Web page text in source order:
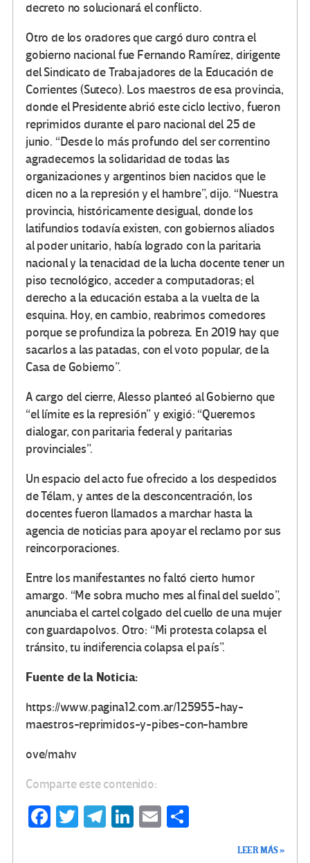
decreto no solucionará el conflicto.
Otro de los oradores que cargó duro contra el
gobierno nacional fue Fernando Ramírez, dirigente
del Sindicato de Trabajadores de la Educación de
Corrientes (Suteco). Los maestros de esa provincia,
donde el Presidente abrió este ciclo lectivo, fueron
reprimidos durante el paro nacional del 25 de
junio. “Desde lo más profundo del ser correntino
agradecemos la solidaridad de todas las
organizaciones y argentinos bien nacidos que le
dicen no a la represión y el hambre”, dijo. “Nuestra
provincia, históricamente desigual, donde los
latifundios todavía existen, con gobiernos aliados
al poder unitario, había logrado con la paritaria
nacional y la tenacidad de la lucha docente tener un
piso tecnológico, acceder a computadoras; el
derecho a la educación estaba a la vuelta de la
esquina. Hoy, en cambio, reabrimos comedores
porque se profundiza la pobreza. En 2019 hay que
sacarlos a las patadas, con el voto popular, de la
Casa de Gobierno”.
A cargo del cierre, Alesso planteó al Gobierno que
“el límite es la represión” y exigió: “Queremos
dialogar, con paritaria federal y paritarias
provinciales”.
Un espacio del acto fue ofrecido a los despedidos
de Télam, y antes de la desconcentración, los
docentes fueron llamados a marchar hasta la
agencia de noticias para apoyar el reclamo por sus
reincorporaciones.
Entre los manifestantes no faltó cierto humor
amargo. “Me sobra mucho mes al final del sueldo”,
anunciaba el cartel colgado del cuello de una mujer
con guardapolvos. Otro: “Mi protesta colapsa el
tránsito, tu indiferencia colapsa el país”.
Fuente de la Noticia:
https://www.pagina12.com.ar/125955-hay-
maestros-reprimidos-y-pibes-con-hambre
ove/mahv
Comparte este contenido:
Fa T
Te
Li
E
LEER MÁS »